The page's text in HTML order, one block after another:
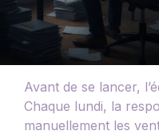
Avant de se lancer,
Chaque lundi, la
manuellement les